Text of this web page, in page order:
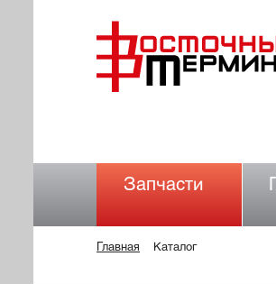
Запчасти
Главная Каталог